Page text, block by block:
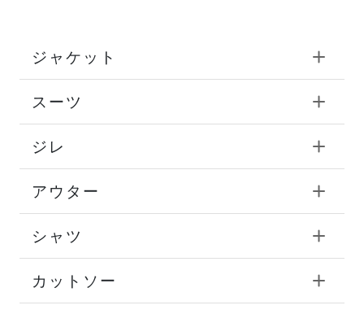
ジャケット
スーツ
ジレ
アウター
シャツ
カットソー